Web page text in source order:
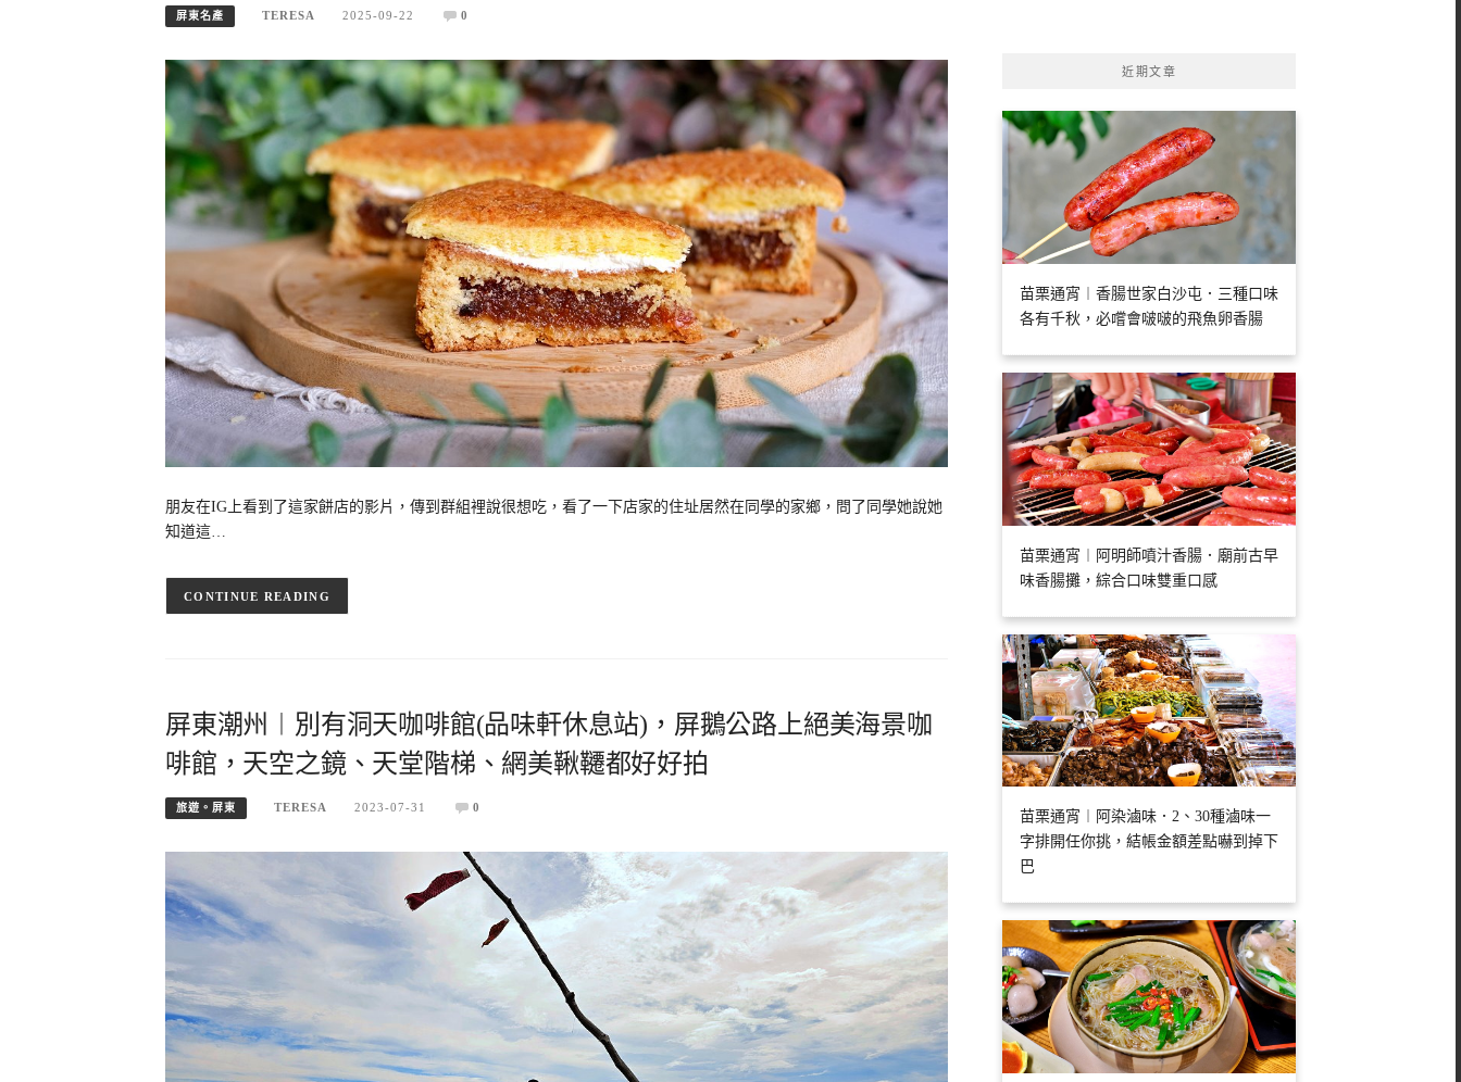
屏東名產 TERESA 2025-09-22 0
朋友在IG上看到了這家餅店的影片，傳到群組裡說很想吃，看了一下店家的住址居然在同學的家鄉，問了同學她說她
知道這…
CONTINUE READING
屏東潮州︱別有洞天咖啡館(品味軒休息站)，屏鵝公路上絕美海景咖
啡館，天空之鏡、天堂階梯、網美鞦韆都好好拍
旅遊。屏東 TERESA 2023-07-31 0
近期文章
苗栗通宵︱香腸世家白沙屯．三種口味
各有千秋，必嚐會啵啵的飛魚卵香腸
苗栗通宵︱阿明師噴汁香腸．廟前古早
味香腸攤，綜合口味雙重口感
苗栗通宵︱阿染滷味．2、30種滷味一
字排開任你挑，結帳金額差點嚇到掉下
巴